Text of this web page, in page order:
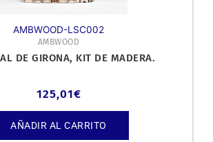
AMBWOOD-LSC002
AMBWOOD
DE GIRONA, KIT DE MADERA.
125,01€
AÑADIR AL CARRITO